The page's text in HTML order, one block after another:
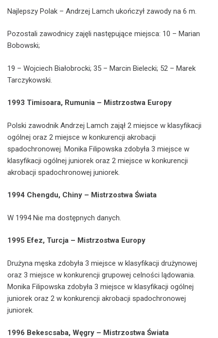
Najlepszy Polak – Andrzej Lamch ukończył zawody na 6 m.
Pozostali zawodnicy zajęli następujące miejsca: 10 – Marian
Bobowski;
19 – Wojciech Białobrocki; 35 – Marcin Bielecki; 52 – Marek
Tarczykowski.
1993 Timisoara, Rumunia – Mistrzostwa Europy
Polski zawodnik Andrzej Lamch zajął 2 miejsce w klasyfikacji
ogólnej oraz 2 miejsce w konkurencji akrobacji
spadochronowej. Monika Filipowska zdobyła 3 miejsce w
klasyfikacji ogólnej juniorek oraz 2 miejsce w konkurencji
akrobacji spadochronowej juniorek.
1994 Chengdu, Chiny – Mistrzostwa Świata
W 1994 Nie ma dostępnych danych.
1995 Efez, Turcja – Mistrzostwa Europy
Drużyna męska zdobyła 3 miejsce w klasyfikacji drużynowej
oraz 3 miejsce w konkurencji grupowej celności lądowania.
Monika Filipowska zdobyła 3 miejsce w klasyfikacji ogólnej
juniorek oraz 2 w konkurencji akrobacji spadochronowej
juniorek.
1996 Bekescsaba, Węgry – Mistrzostwa Świata